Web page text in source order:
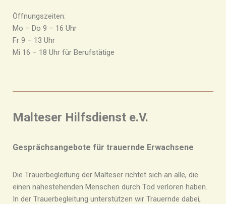
Öffnungszeiten:
Mo – Do 9 – 16 Uhr
Fr 9 – 13 Uhr
Mi 16 – 18 Uhr für Berufstätige
Malteser Hilfsdienst e.V.
Gesprächsangebote für trauernde Erwachsene
Die Trauerbegleitung der Malteser richtet sich an alle, die
einen nahestehenden Menschen durch Tod verloren haben.
In der Trauerbegleitung unterstützen wir Trauernde dabei,